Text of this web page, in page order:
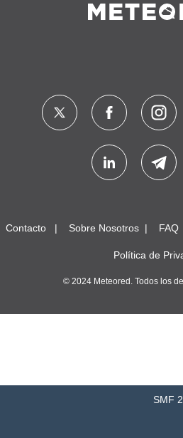
Contacto Sobre Nosotros FAQ
Política de
© 2024 Meteored. Todos los
SMF